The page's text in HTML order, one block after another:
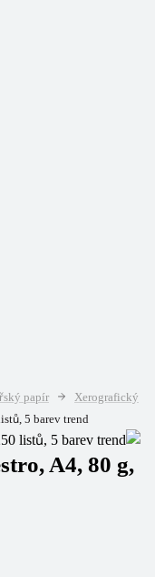
papír
Xerografický
5 barev trend
A4, 80 g,